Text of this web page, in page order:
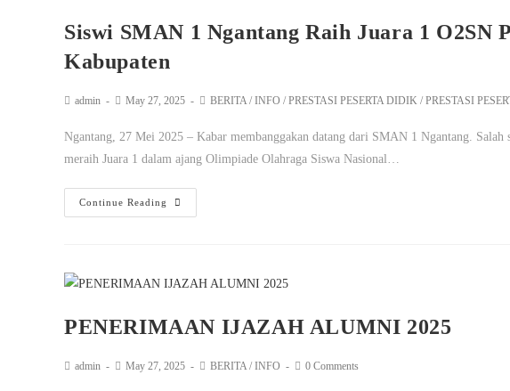
Siswi SMAN 1 Ngantang Raih Juara 1
Kabupaten
admin May 27, 2025 BERITA / INFO / PRESTASI PESERTA DIDIK / PRESTASI
Ngantang, 27 Mei 2025 – Kabar membanggakan datang dari SMAN 1 Ngantang.
meraih Juara 1 dalam ajang Olimpiade Olahraga Siswa Nasional…
Continue Reading
PENERIMAAN IJAZAH ALUMNI 2025
admin May 27, 2025 BERITA / INFO 0 Comments